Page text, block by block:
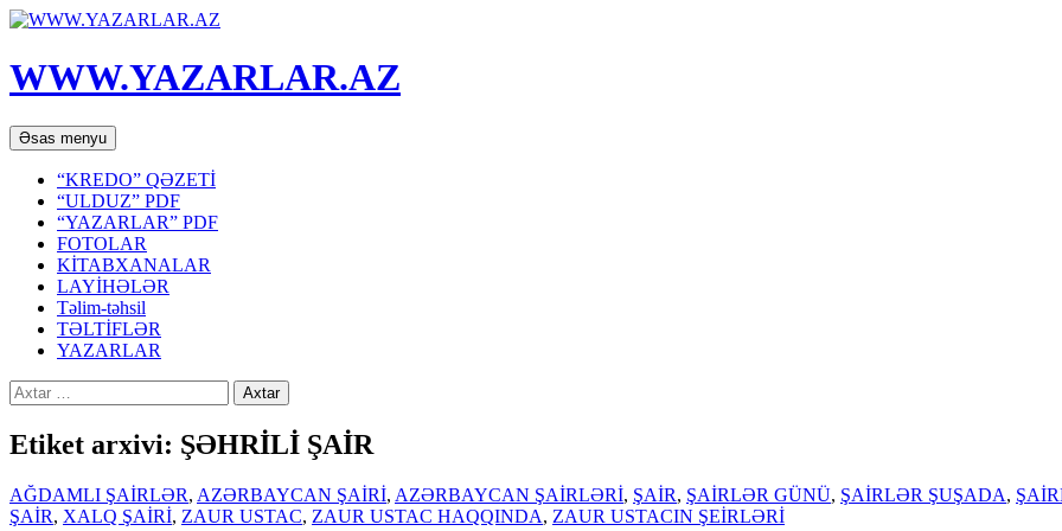
WWW.YAZARLAR.AZ
Axtar
Əsas menyu Mühtəviyyata
keç
“KREDO” QƏZETİ
“ULDUZ” PDF
“YAZARLAR” PDF
FOTOLAR
KİTABXANALAR
LAYİHƏLƏR
Təlim-təhsil
TƏLTİFLƏR
YAZARLAR
Axtarış:
Etiket arxivi: ŞƏHRİLİ ŞAİR
AĞDAMLI ŞAİRLƏR, AZƏRBAYCAN ŞAİRİ, AZƏRBAYCAN ŞAİRLƏRİ, ŞAİR, ŞAİRLƏR GÜNÜ, ŞAİRLƏR ŞUŞADA,
ŞAİR, XALQ ŞAİRİ, ZAUR USTAC, ZAUR USTAC HAQQINDA, ZAUR USTACIN ŞEİRLƏRİ